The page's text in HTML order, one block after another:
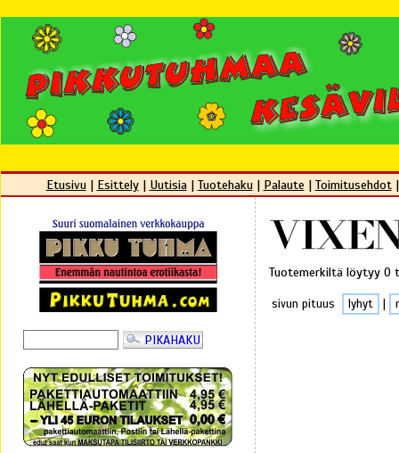
Etusivu| Esittely| Uutisia| Tuotehaku| Palaute | Toimitusehdot
Tuotemerkiltä löytyy 0
sivun pituus lyhyt